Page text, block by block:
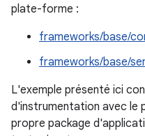
plate-forme :
frameworks/base/
frameworks/base/
L'exemple présenté ici
d'instrumentation avec le
propre package